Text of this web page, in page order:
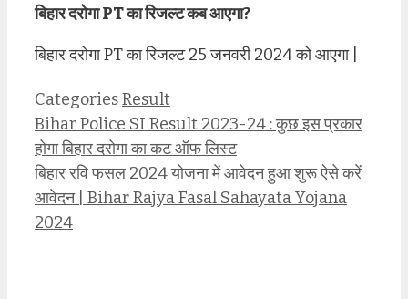
बिहार दरोगा PT का रिजल्ट कब आएगा?
बिहार दरोगा PT का रिजल्ट 25 जनवरी 2024 को आएगा |
CategoriesResult
Bihar Police SI Result 2023-24 : कुछ इस प्रकार
होगा बिहार दरोगा का कट ऑफ लिस्ट
बिहार रवि फसल 2024 योजना में आवेदन हुआ शुरू ऐसे करें
आवेदन | Bihar Rajya Fasal Sahayata Yojana
2024